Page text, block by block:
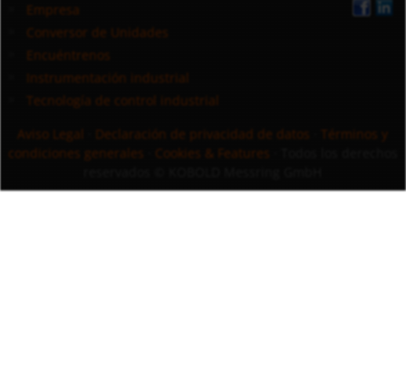
Empresa
Conversor de Unidades
Encuéntrenos
Instrumentación industrial
Tecnología de control industrial
Aviso Legal
Declaración de privacidad de datos
Términos y
condiciones generales
Cookies & Features